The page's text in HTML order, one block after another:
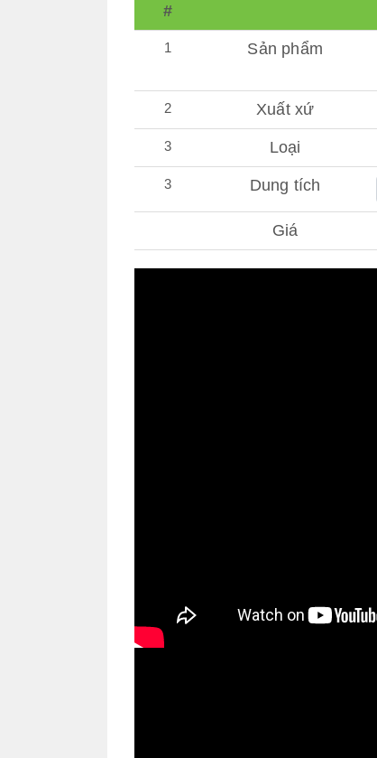
#
1 Sản phẩm
2 Xuất xứ
3 Loại
3 Dung tích
Giá